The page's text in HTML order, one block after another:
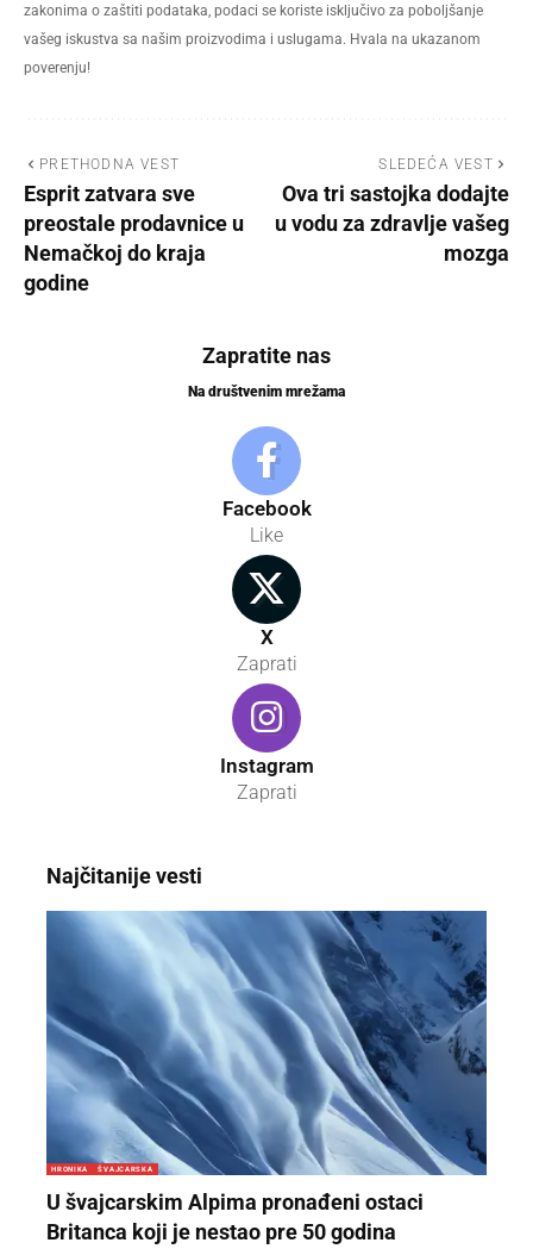
zakonima o zaštiti podataka, podaci se koriste isključivo za poboljšanje
vašeg iskustva sa našim proizvodima i uslugama. Hvala na ukazanom
poverenju!
PRETHODNA VEST
Esprit zatvara sve
preostale prodavnice u
Nemačkoj do kraja
godine
SLEDEĆA VEST
Ova tri sastojka dodajte
u vodu za zdravlje vašeg
mozga
Zapratite nas
Na društvenim mrežama
Facebook
Like
X
Zaprati
Instagram
Zaprati
Najčitanije vesti
HRONIKA ŠVAJCARSKA
U švajcarskim Alpima pronađeni ostaci
Britanca koji je nestao pre 50 godina